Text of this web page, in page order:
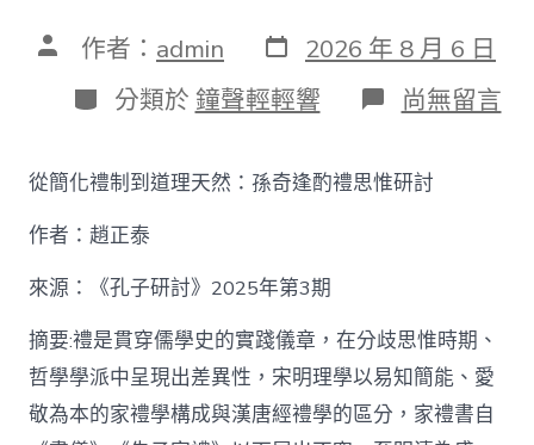
文 作者： admin 發
表
日
期
2026 年 8 月 6 日
分
類
分類於 鐘聲輕輕響 在
〈【趙
泰
找
空
間】
從
簡
化
尚無留言
從簡化禮制到道理天然：孫奇逢酌禮思惟研討
作者：趙正泰
來源：《孔子研討》2025年第3期
摘要:禮是貫穿儒學史的實踐儀章，在分歧思惟時期、
哲學學派中呈現出差異性，宋明理學以易知簡能、愛
敬為本的家禮學構成與漢唐經禮學的區分，家禮書自